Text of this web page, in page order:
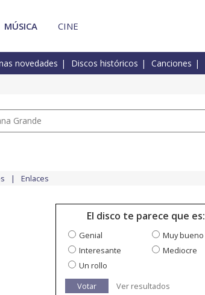
MÚSICA CINE
novedades Discos históricos Canciones
Grande
Enlaces
El disco te parece que es:
Genial
Muy bueno
Interesante
Mediocre
Un rollo
Votar
Ver resultados